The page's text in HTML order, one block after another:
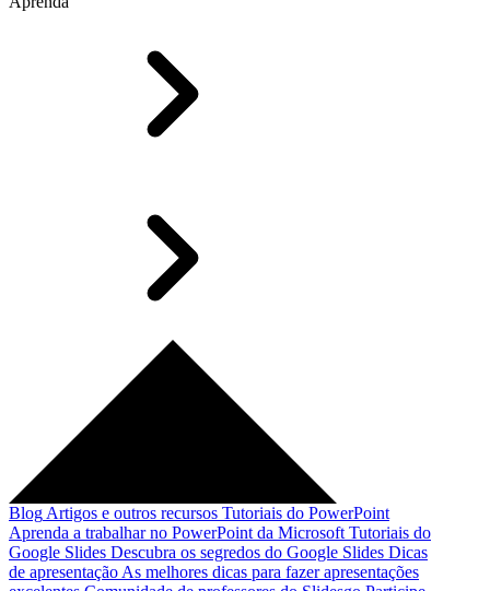
Blog Artigos e outros recursos Tutoriais do PowerPoint
Aprenda a trabalhar no PowerPoint da Microsoft Tutoriais do
Google Slides Descubra os segredos do Google Slides Dicas
de apresentação As melhores dicas para fazer apresentações